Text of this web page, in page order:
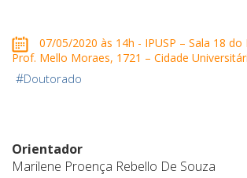
07/05/2020 às 14h - IPUSP – Sala 18 do
Prof. Mello Moraes, 1721 – Cidade
#Doutorado
Orientador
Marilene Proença Rebello De Souza